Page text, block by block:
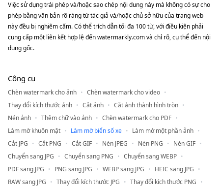
Việc sử dụng trái phép và/hoặc sao chép nội dung này mà không có sự cho
phép bằng văn bản rõ ràng từ tác giả và/hoặc chủ sở hữu của trang web
này đều bị nghiêm cấm. Có thể trích dẫn tối đa 100 từ, với điều kiện phải
cung cấp một liên kết hợp lệ đến watermarkly.com và chỉ rõ, cụ thể đến nội
dung gốc.
Công cụ
Chèn watermark cho ảnh
Chèn watermark cho video
Thay đổi kích thước ảnh
Cắt ảnh
Cắt ảnh thành hình tròn
Nén ảnh
Thêm chữ vào ảnh
Chèn watermark cho PDF
Làm mờ khuôn mặt
Làm mờ biển số xe
Làm mờ một phần ảnh
Cắt JPG
Cắt PNG Cắt GIF Nén JPEG Nén PNG
Nén GIF
Chuyển sang JPG
Chuyển sang PNG
Chuyển sang WEBP
PDF sang JPG
PNG sang JPG WEBP sang JPG
HEIC sang JPG
RAW sang JPG
Thay đổi kích thước JPG
Thay đổi kích thước PNG